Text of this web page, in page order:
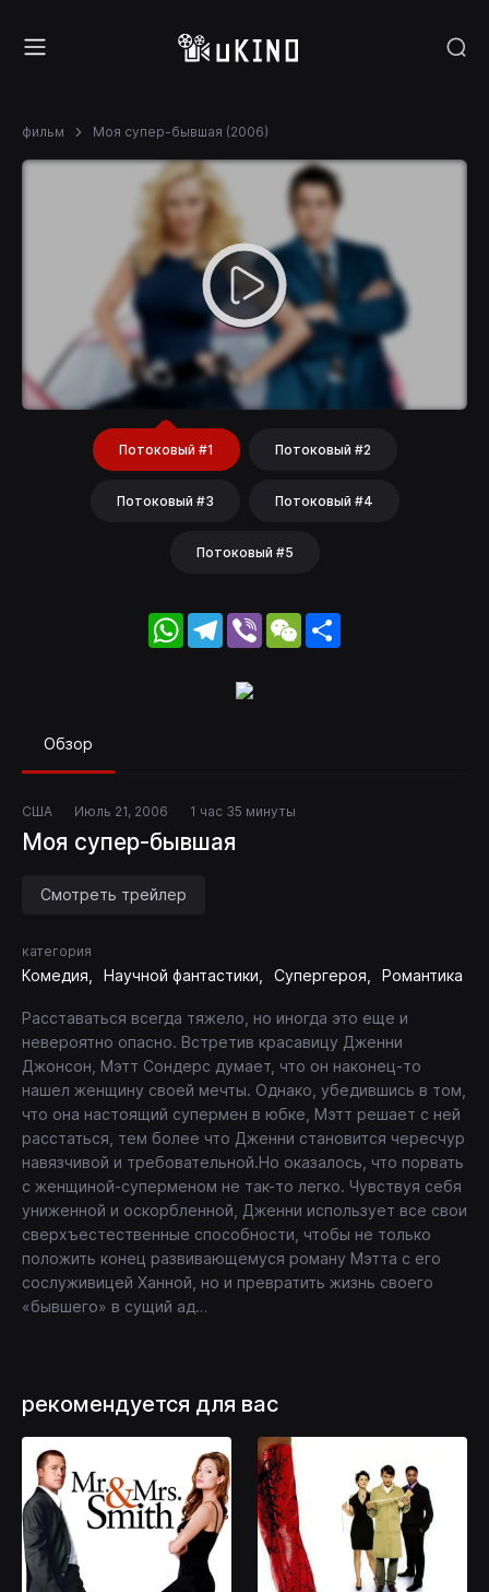
фильм Моя супер-бывшая (2006)
Потоковый #1 Потоковый #2
Потоковый #3 Потоковый #4
Потоковый #5
WhatsApp
Telegram
Viber WeChat
Обзор
США Июль 21, 2006 1 час 35 минуты
Моя супер-бывшая
Смотреть трейлер
категория
Комедия Научной фантастики Супергероя Романтика
Расставаться всегда тяжело, но иногда это еще и
невероятно опасно. Встретив красавицу Дженни
Джонсон, Мэтт Сондерс думает, что он наконец-то
нашел женщину своей мечты. Однако, убедившись в том,
что она настоящий супермен в юбке, Мэтт решает с ней
расстаться, тем более что Дженни становится чересчур
навязчивой и требовательной.Но оказалось, что порвать
с женщиной-суперменом не так-то легко. Чувствуя себя
униженной и оскорбленной, Дженни использует все свои
сверхъестественные способности, чтобы не только
положить конец развивающемуся роману Мэтта с его
сослуживицей Ханной, но и превратить жизнь своего
«бывшего» в сущий ад…
рекомендуется для вас